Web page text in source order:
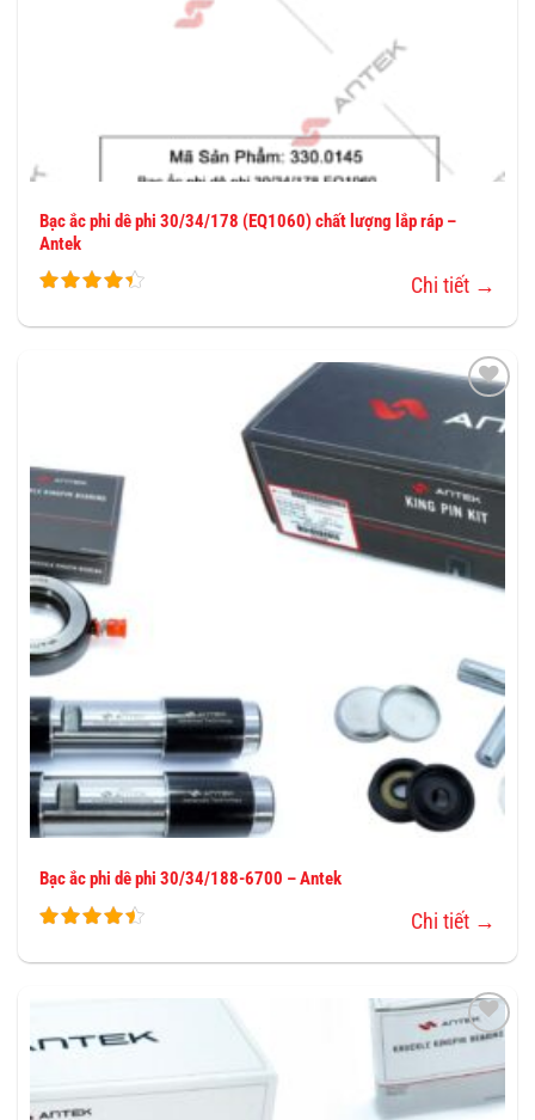
Bạc ắc phi dê phi 30/34/178 (EQ1060) chất lượng lắp ráp –
Antek
Chi tiết →
THÊM
YÊU
THÍCH
Bạc ắc phi dê phi 30/34/188-6700 – Antek
Chi tiết →
VÀO